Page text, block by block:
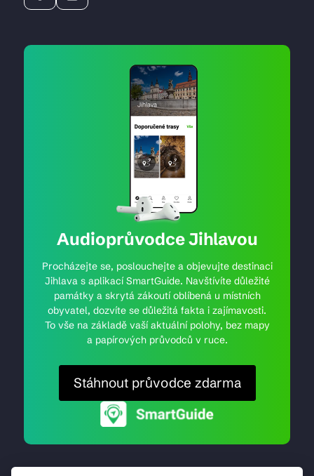
Audioprůvodce Jihlavou
Procházejte se, poslouchejte a objevujte destinaci
Jihlava s aplikací SmartGuide. Navštívíte důležité
památky a skrytá zákoutí oblíbená u místních
obyvatel, dozvíte se důležitá fakta i zajímavosti.
To vše na základě vaší aktuální polohy, bez mapy
a papírových průvodců v ruce.
Stáhnout průvodce zdarma